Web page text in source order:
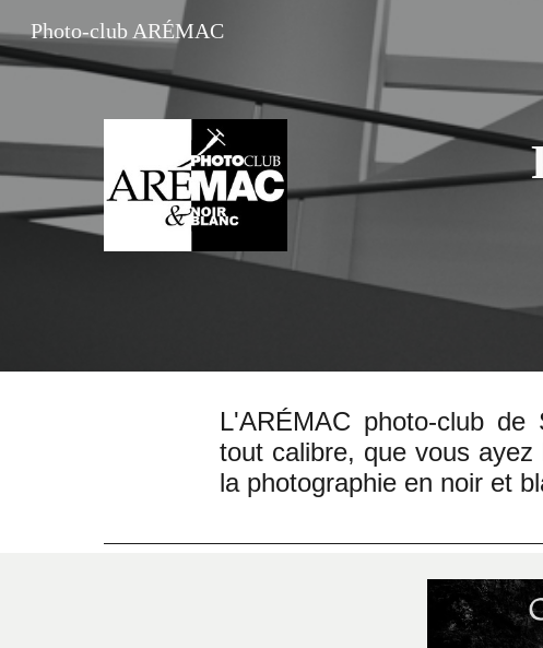
Photo-club ARÉMAC
L'ARÉMAC photo-club de
tout calibre, que vous
la photographie en noir et